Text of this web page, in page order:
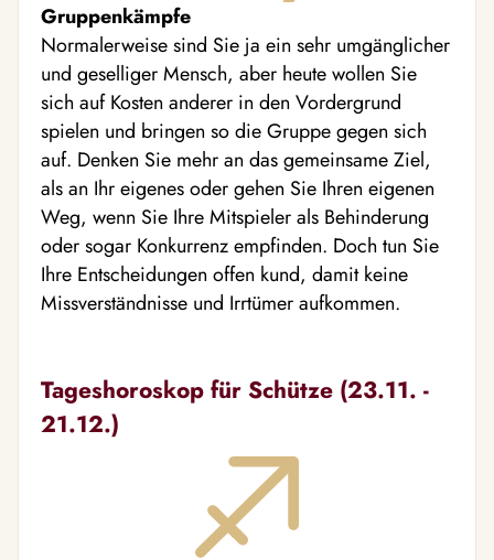
Gruppenkämpfe
Normalerweise sind Sie ja ein sehr umgänglicher
und geselliger Mensch, aber heute wollen Sie
sich auf Kosten anderer in den Vordergrund
spielen und bringen so die Gruppe gegen sich
auf. Denken Sie mehr an das gemeinsame Ziel,
als an Ihr eigenes oder gehen Sie Ihren eigenen
Weg, wenn Sie Ihre Mitspieler als Behinderung
oder sogar Konkurrenz empfinden. Doch tun Sie
Ihre Entscheidungen offen kund, damit keine
Missverständnisse und Irrtümer aufkommen.
Tageshoroskop für Schütze (23.11. -
21.12.)